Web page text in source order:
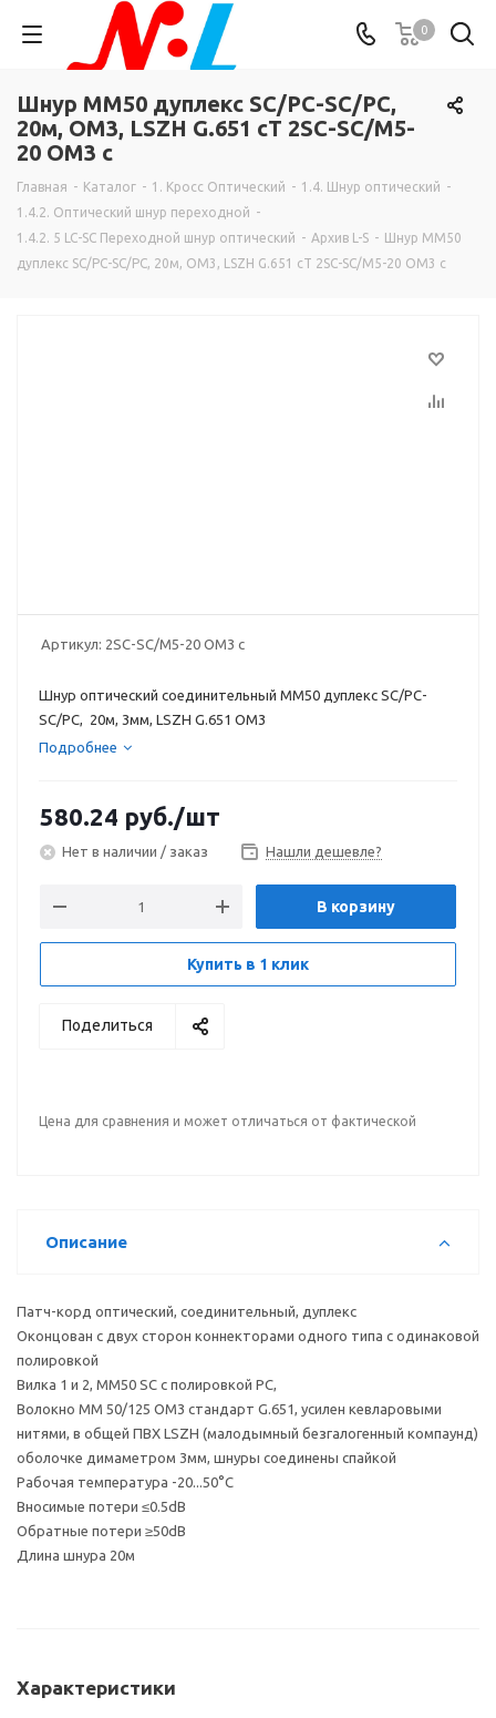
0
Шнур MM50 дуплекс SC/PC-SC/PC,
20м, OM3, LSZH G.651 cT 2SC-SC/M5-
20 ОМ3 c
Главная - Каталог - 1. Кросс Оптический - 1.4. Шнур оптический -
1.4.2. Оптический шнур переходной -
1.4.2. 5 LC-SC Переходной шнур оптический - Архив L-S - Шнур MM50
дуплекс SC/PC-SC/PC, 20м, OM3, LSZH G.651 cT 2SC-SC/M5-20 ОМ3 c
Артикул: 2SC-SC/M5-20 ОМ3 c
Шнур оптический соединительный MM50 дуплекс SC/PC-
SC/PC, 20м, 3мм, LSZH G.651 ОМ3
Подробнее
580.24 руб./шт
Нет в наличии / заказ Нашли дешевле?
В корзину
Купить в 1 клик
Поделиться
Цена для сравнения и может отличаться от фактической
Описание
Патч-корд оптический, соединительный, дуплекс
Оконцован с двух сторон коннекторами одного типа с одинаковой
полировкой
Вилка 1 и 2, MM50 SC с полировкой PC,
Волокно MM 50/125 OM3 стандарт G.651, усилен кевларовыми
нитями, в общей ПВХ LSZH (малодымный безгалогенный компаунд)
оболочке димаметром 3мм, шнуры соединены спайкой
Рабочая температура -20...50°С
Вносимые потери ≤0.5dB
Обратные потери ≥50dB
Длина шнура 20м
Характеристики